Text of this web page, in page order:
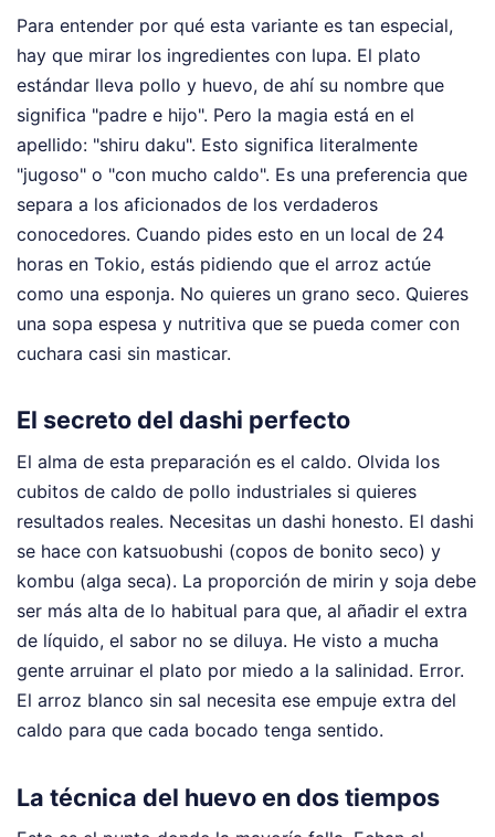
Para entender por qué esta variante es tan especial,
hay que mirar los ingredientes con lupa. El plato
estándar lleva pollo y huevo, de ahí su nombre que
significa "padre e hijo". Pero la magia está en el
apellido: "shiru daku". Esto significa literalmente
"jugoso" o "con mucho caldo". Es una preferencia que
separa a los aficionados de los verdaderos
conocedores. Cuando pides esto en un local de 24
horas en Tokio, estás pidiendo que el arroz actúe
como una esponja. No quieres un grano seco. Quieres
una sopa espesa y nutritiva que se pueda comer con
cuchara casi sin masticar.
El secreto del dashi perfecto
El alma de esta preparación es el caldo. Olvida los
cubitos de caldo de pollo industriales si quieres
resultados reales. Necesitas un dashi honesto. El dashi
se hace con katsuobushi (copos de bonito seco) y
kombu (alga seca). La proporción de mirin y soja debe
ser más alta de lo habitual para que, al añadir el extra
de líquido, el sabor no se diluya. He visto a mucha
gente arruinar el plato por miedo a la salinidad. Error.
El arroz blanco sin sal necesita ese empuje extra del
caldo para que cada bocado tenga sentido.
La técnica del huevo en dos tiempos